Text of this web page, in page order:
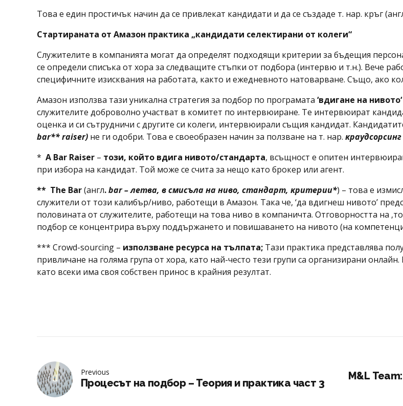
Това е един простичък начин да се привлекат кандидати и да се създаде т. нар. кръг
Стартираната от Амазон практика „кандидати селектирани от колеги“
Служителите в компанията могат да определят подходящи критерии за бъдещия
се определи списъка от хора за следващите стъпки от подбора (интервю и т.н.). Вече
специфичните изисквания на работата, както и ежедневното натоварване. Също, ако
Амазон използва тази уникална стратегия за подбор по програмата ‘вдигане на нивото‘
служителите доброволно участват в комитет по интервюиране. Те интервюират
оценка и си сътрудничи с другите си колеги, интервюирали същия кандидат.
bar**raiser) не ги одобри. Това е своеобразен начин за ползване на т. нар. краудсорсинг
* A Bar Raiser – този, който вдига нивото/стандарта, всъщност е oпитен
при избора на кандидат. Той може се счита за нещо като брокер или агент.
** The Bar(англ.bar–летва, в смисъла на ниво, стандарт, критерии*) – това е
служители от този калибър/ниво, работещи в Амазон. Така че, ‘да вдигнеш нивото’
половината от служителите, работещи на това ниво в компаничта. Отговорността на
подбор се концентрира върху поддържането и повишаването на нивото (на
*** Crowd-sourcing – използване ресурса на тълпата; Тази практика представлява
привличане на голяма група от хора, като най-често тези групи са организирани
като всеки има своя собствен принос в крайния резултат.
Previous
Процесът на подбор – Теория и практика част 3
М&L